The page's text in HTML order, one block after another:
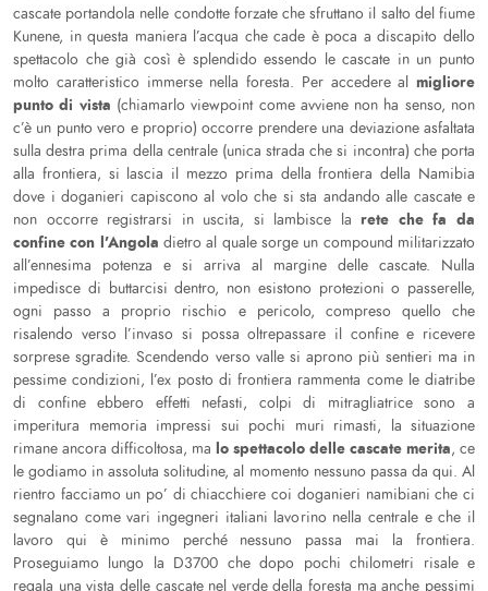
cascate portandola nelle condotte forzate che sfruttano il salto del fiume
Kunene, in questa maniera l’acqua che cade è poca a discapito dello
spettacolo che già così è splendido essendo le cascate in un punto
molto caratteristico immerse nella foresta. Per accedere al migliore
punto di vista (chiamarlo viewpoint come avviene non ha senso, non
c’è un punto vero e proprio) occorre prendere una deviazione asfaltata
sulla destra prima della centrale (unica strada che si incontra) che porta
alla frontiera, si lascia il mezzo prima della frontiera della Namibia
dove i doganieri capiscono al volo che si sta andando alle cascate e
non occorre registrarsi in uscita, si lambisce larete che fa da
confine con l’Angola dietro al quale sorge un compound militarizzato
all’ennesima potenza e si arriva al margine delle cascate. Nulla
impedisce di buttarcisi dentro, non esistono protezioni o passerelle,
ogni passo a proprio rischio e pericolo, compreso quello che
risalendo verso l’invaso si possa oltrepassare il confine e ricevere
sorprese sgradite. Scendendo verso valle si aprono più sentieri ma in
pessime condizioni, l’ex posto di frontiera rammenta come le diatribe
di confine ebbero effetti nefasti, colpi di mitragliatrice sono a
imperitura memoria impressi sui pochi muri rimasti, la situazione
rimane ancora difficoltosa, ma lo spettacolo delle cascate merita, ce
le godiamo in assoluta solitudine, al momento nessuno passa da qui. Al
rientro facciamo un po’ di chiacchiere coi doganieri namibiani che ci
segnalano come vari ingegneri italiani lavorino nella centrale e che il
lavoro qui è minimo perché nessuno passa mai la frontiera.
Proseguiamo lungo la D3700 che dopo pochi chilometri risale e
regala una vista delle cascate nel verde della foresta ma anche pessimi